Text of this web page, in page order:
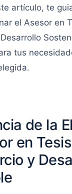
artículo, te
el Asesor en
tus
de la
en
y